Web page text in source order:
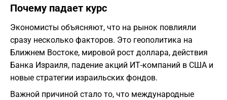
Почему падает курс
Экономисты объясняют, что на рынок повлияли
сразу несколько факторов. Это геополитика на
Ближнем Востоке, мировой рост доллара, действия
Банка Израиля, падение акций ИТ-компаний в США и
новые стратегии израильских фондов.
Важной причиной стало то, что международные